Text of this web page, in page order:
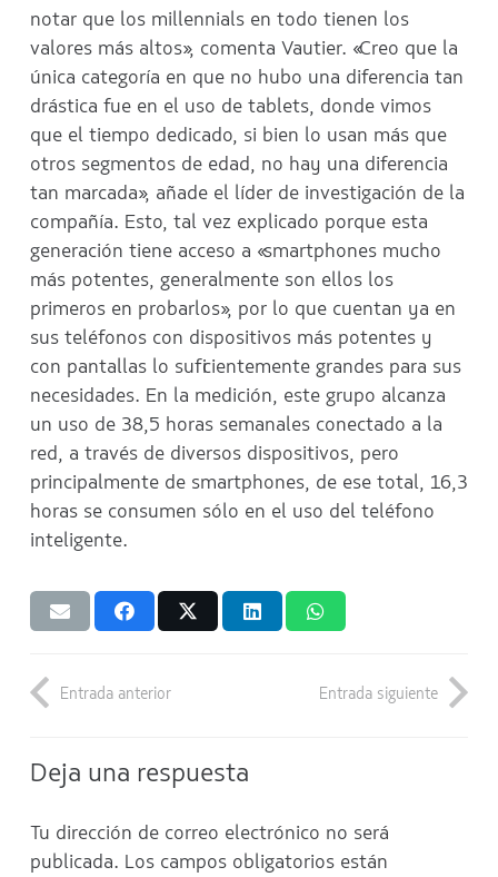
notar que los millennials en todo tienen los
valores más altos», comenta Vautier. «Creo que la
única categoría en que no hubo una diferencia tan
drástica fue en el uso de tablets, donde vimos
que el tiempo dedicado, si bien lo usan más que
otros segmentos de edad, no hay una diferencia
tan marcada», añade el líder de investigación de la
compañía. Esto, tal vez explicado porque esta
generación tiene acceso a «smartphones mucho
más potentes, generalmente son ellos los
primeros en probarlos», por lo que cuentan ya en
sus teléfonos con dispositivos más potentes y
con pantallas lo suficientemente grandes para sus
necesidades. En la medición, este grupo alcanza
un uso de 38,5 horas semanales conectado a la
red, a través de diversos dispositivos, pero
principalmente de smartphones, de ese total, 16,3
horas se consumen sólo en el uso del teléfono
inteligente.
Entrada anterior Entrada siguiente
Deja una respuesta
Tu dirección de correo electrónico no será
publicada. Los campos obligatorios están